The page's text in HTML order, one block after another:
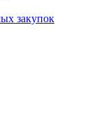
закупок